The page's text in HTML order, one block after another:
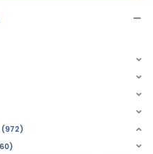
972
60